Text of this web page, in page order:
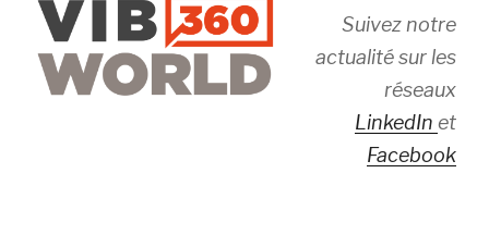
Suivez notre
actualité sur les
réseaux
LinkedIn et
Facebook